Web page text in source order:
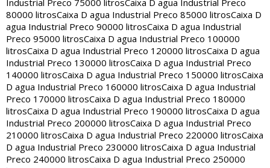
80000 litrosCaixa D agua Industrial Preco 85000 litrosCaixa D
agua Industrial Preco 90000 litrosCaixa D agua Industrial
Preco 95000 litrosCaixa D agua Industrial Preco 100000
litrosCaixa D agua Industrial Preco 120000 litrosCaixa D agua
Industrial Preco 130000 litrosCaixa D agua Industrial Preco
140000 litrosCaixa D agua Industrial Preco 150000 litrosCaixa
D agua Industrial Preco 160000 litrosCaixa D agua Industrial
Preco 170000 litrosCaixa D agua Industrial Preco 180000
litrosCaixa D agua Industrial Preco 190000 litrosCaixa D agua
Industrial Preco 200000 litrosCaixa D agua Industrial Preco
210000 litrosCaixa D agua Industrial Preco 220000 litrosCaixa
D agua Industrial Preco 230000 litrosCaixa D agua Industrial
Preco 240000 litrosCaixa D agua Industrial Preco 250000